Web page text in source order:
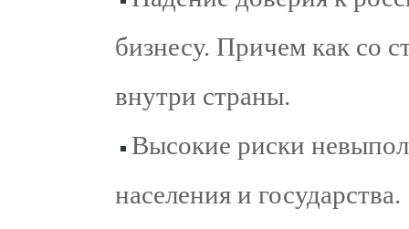
бизнесу. Причем как со
внутри страны.
Высокие риски
населения и государства.